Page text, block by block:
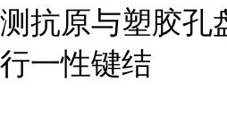
测抗原与塑胶孔
行一性键结